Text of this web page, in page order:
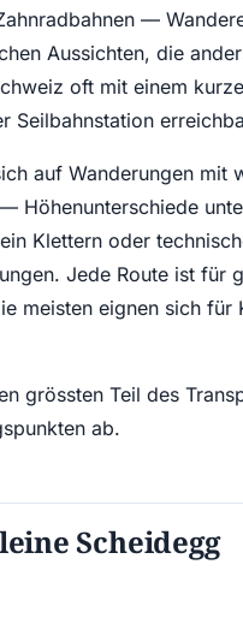
—
Aussichten, die
oft mit einem
Seilbahnstation
auf Wanderungen mit
Höhenunterschiede
Klettern oder
Jede Route ist für
meisten eignen sich für
grössten Teil des
ab.
Scheidegg